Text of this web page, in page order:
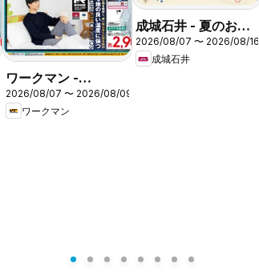
ワークマン -
Workman Week
2026/08/07 〜 2026/08/09
ワークマン
成城石井 - 夏のお盆
玉クーポン
2026/08/07 〜 2026/08/16
成城石井